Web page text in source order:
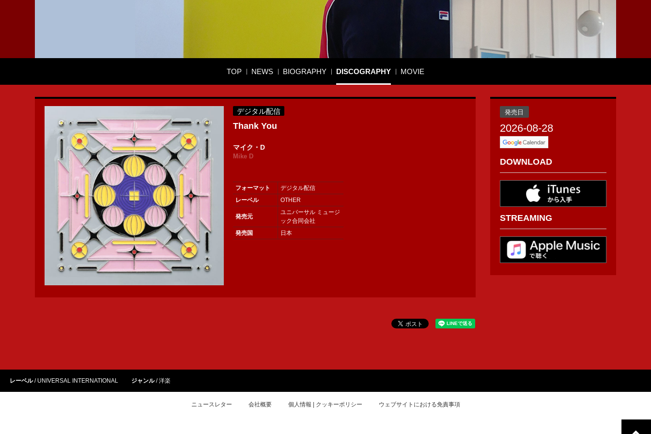
TOP NEWS BIOGRAPHY DISCOGRAPHY MOVIE
デジタル配信
Thank You
マイク・D
Mike D
フォーマット
デジタル配信
レーベル
OTHER
発売元
ユニバーサル ミュージ
ック合同会社
発売国
日本
発売日
2026-08-28
DOWNLOAD
STREAMING
レーベル UNIVERSAL INTERNATIONAL ジャンル 洋楽
ニュースレター 会社概要 個人情報 | クッキーポリシー ウェブサイトにおける免責事項